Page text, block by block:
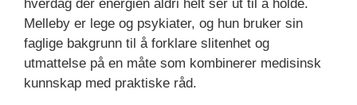
hverdag der energien aldri helt ser ut til å holde.
Melleby er lege og psykiater, og hun bruker sin
faglige bakgrunn til å forklare slitenhet og
utmattelse på en måte som kombinerer medisinsk
kunnskap med praktiske råd.